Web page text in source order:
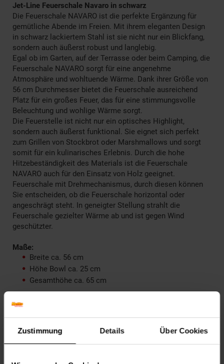
Zustimmung Details Über Cookies
Jet-Line Feuerschale Navaro in schwarz
Die Feuerschale NAVARO ist die perfekte Ergänzung für
gemütliche Abende im Freien. Mit ihrem eleganten Design
in schwarz lackiertem Stahl ist sie nicht nur ein Blickfang,
sondern auch äußerst robust und langlebig.
Egal ob im Garten, auf der Terrasse oder beim Camping, die
Feuerschale NAVARO sorgt für eine angenehme
Atmosphäre und wohltuende Wärme. Dank ihrer Größe von
56 cm Durchmesser bietet die Feuerschale ausreichend
Platz für ein großes Feuer, das für eine stimmungsvolle
Beleuchtung und wohlige Wärme sorgt.
Die Feuerstelle ist nicht nur ein optisches Highlight,
sondern auch äußerst funktional. Sie eignet sich perfekt
zum Grillen von Stockbrot oder Marshmallows und sorgt
somit für ein kulinarisches Erlebnis. Durch die hohe
Hitzebeständigkeit des Materials ist die Feuerschale
NAVARO auch für den Einsatz von Holz geeignet.
Feuerschale mit Drehmechanismus, durch diesen können
Sie entscheiden, ob die Feuerschale horizontal oder
angeschrägt steht. In geneigter Stellung strahlt die
Feuerschale gezielter Wärme ab und ist gegen Wind
geschützter.
Maße:
Breite ca. 56 cm
Höhe Bowl ca. 25 cm
Gesamthöhe ca. 65 cm